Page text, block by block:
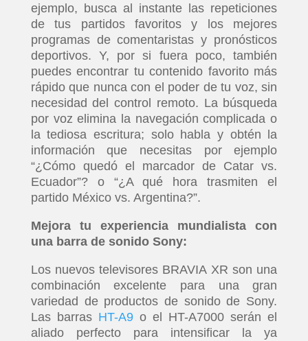
ejemplo, busca al instante las repeticiones
de tus partidos favoritos y los mejores
programas de comentaristas y pronósticos
deportivos. Y, por si fuera poco, también
puedes encontrar tu contenido favorito más
rápido que nunca con el poder de tu voz, sin
necesidad del control remoto. La búsqueda
por voz elimina la navegación complicada o
la tediosa escritura; solo habla y obtén la
información que necesitas por ejemplo
“¿Cómo quedó el marcador de Catar vs.
Ecuador”? o “¿A qué hora trasmiten el
partido México vs. Argentina?”.
Mejora tu experiencia mundialista con
una barra de sonido Sony:
Los nuevos televisores BRAVIA XR son una
combinación excelente para una gran
variedad de productos de sonido de Sony.
Las barras HT-A9o el HT-A7000 serán el
aliado perfecto para intensificar la ya